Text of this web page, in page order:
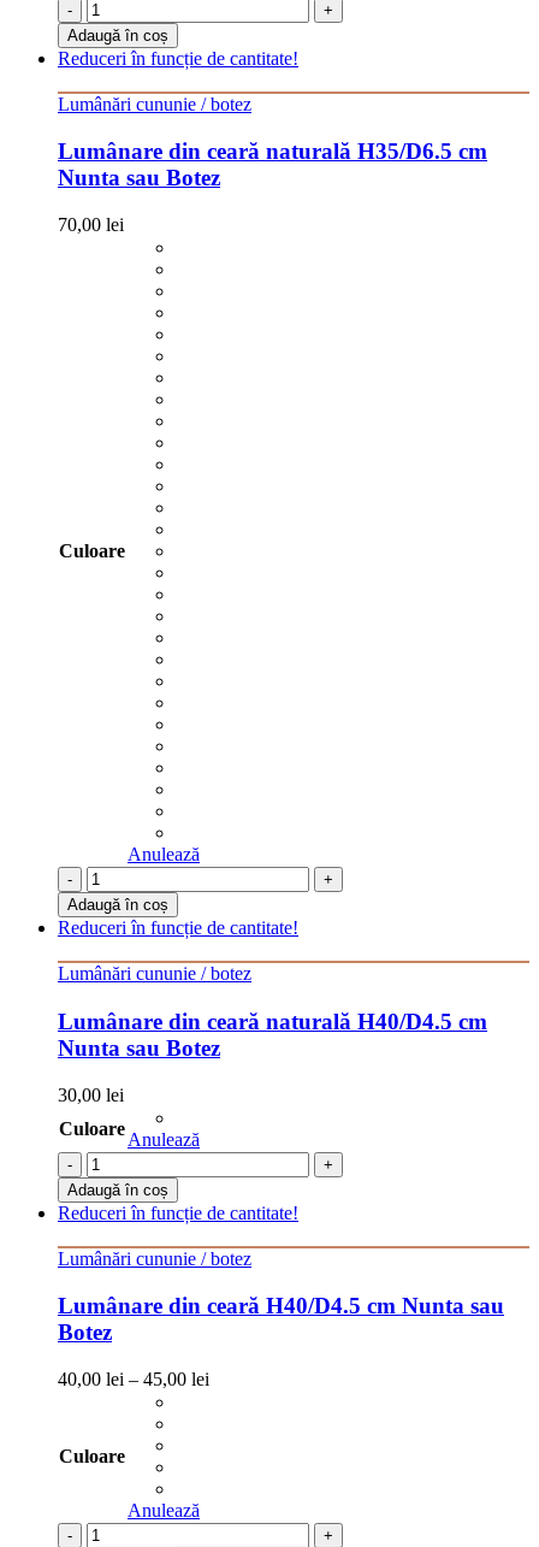
-
+
Adaugă în coș
Reduceri în funcție de cantitate!
Lumânări cununie / botez
Lumânare din ceară naturală H35/D6.5 cm
Nunta sau Botez
70,00 lei
Culoare
Anulează
-
+
Adaugă în coș
Reduceri în funcție de cantitate!
Lumânări cununie / botez
Lumânare din ceară naturală H40/D4.5 cm
Nunta sau Botez
30,00 lei
Culoare
Anulează
-
+
Adaugă în coș
Reduceri în funcție de cantitate!
Lumânări cununie / botez
Lumânare din ceară H40/D4.5 cm Nunta sau
Botez
40,00 lei – 45,00 lei
Culoare
Anulează
-
+